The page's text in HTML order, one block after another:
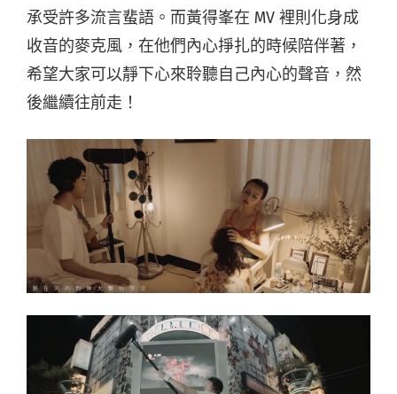
承受許多流言蜚語。而黃得峯在 MV 裡則化身成
收音的麥克風，在他們內心掙扎的時候陪伴著，
希望大家可以靜下心來聆聽自己內心的聲音，然
後繼續往前走！